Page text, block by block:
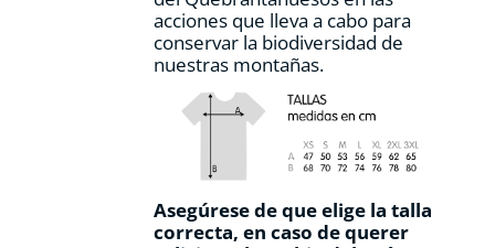
acciones que lleva a cabo para
conservar la biodiversidad de
nuestras montañas.
Asegúrese de que elige la talla
correcta, en caso de querer